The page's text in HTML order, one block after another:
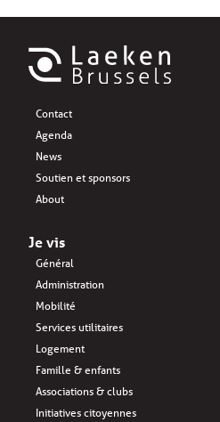
Contact
Agenda
News
Soutien et sponsors
About
Je vis
Général
Administration
Mobilité
Services utilitaires
Logement
Famille & enfants
Associations & clubs
Initiatives citoyennes